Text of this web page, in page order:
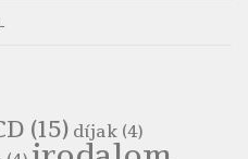
(15) díjak (4)